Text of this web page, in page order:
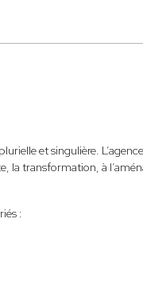
et singulière.
la transformation, à
: